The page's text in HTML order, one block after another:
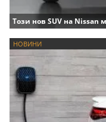
Този нов SUV на Nissan
НОВИНИ